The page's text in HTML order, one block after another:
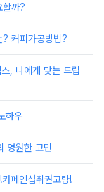
할까?
? 커피가공방법?
, 나에게 맞는 드립
하우
영원한 고민
페인섭취권고량!